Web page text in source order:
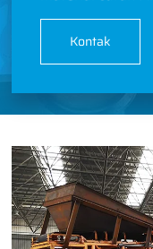
Kontak